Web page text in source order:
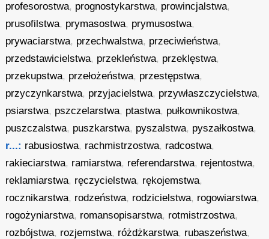
profesorostwa, prognostykarstwa, prowincjalstwa,
prusofilstwa, prymasostwa, prymusostwa,
prywaciarstwa, przechwalstwa, przeciwieństwa,
przedstawicielstwa, przekleństwa, przeklęstwa,
przekupstwa, przełożeństwa, przestępstwa,
przyczynkarstwa, przyjacielstwa, przywłaszczycielstwa,
psiarstwa, pszczelarstwa, ptastwa, pułkownikostwa,
puszczalstwa, puszkarstwa, pyszalstwa, pyszałkostwa,
r...: rabusiostwa, rachmistrzostwa, radcostwa,
rakieciarstwa, ramiarstwa, referendarstwa, rejentostwa,
reklamiarstwa, ręczycielstwa, rękojemstwa,
rocznikarstwa, rodzeństwa, rodzicielstwa, rogowiarstwa,
rogożyniarstwa, romansopisarstwa, rotmistrzostwa,
rozbójstwa, rozjemstwa, różdżkarstwa, rubaszeństwa,